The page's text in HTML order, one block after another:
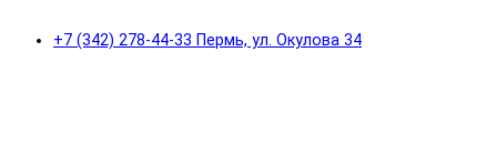
+7 (342) 278-44-33 Пермь, ул. Окулова 34